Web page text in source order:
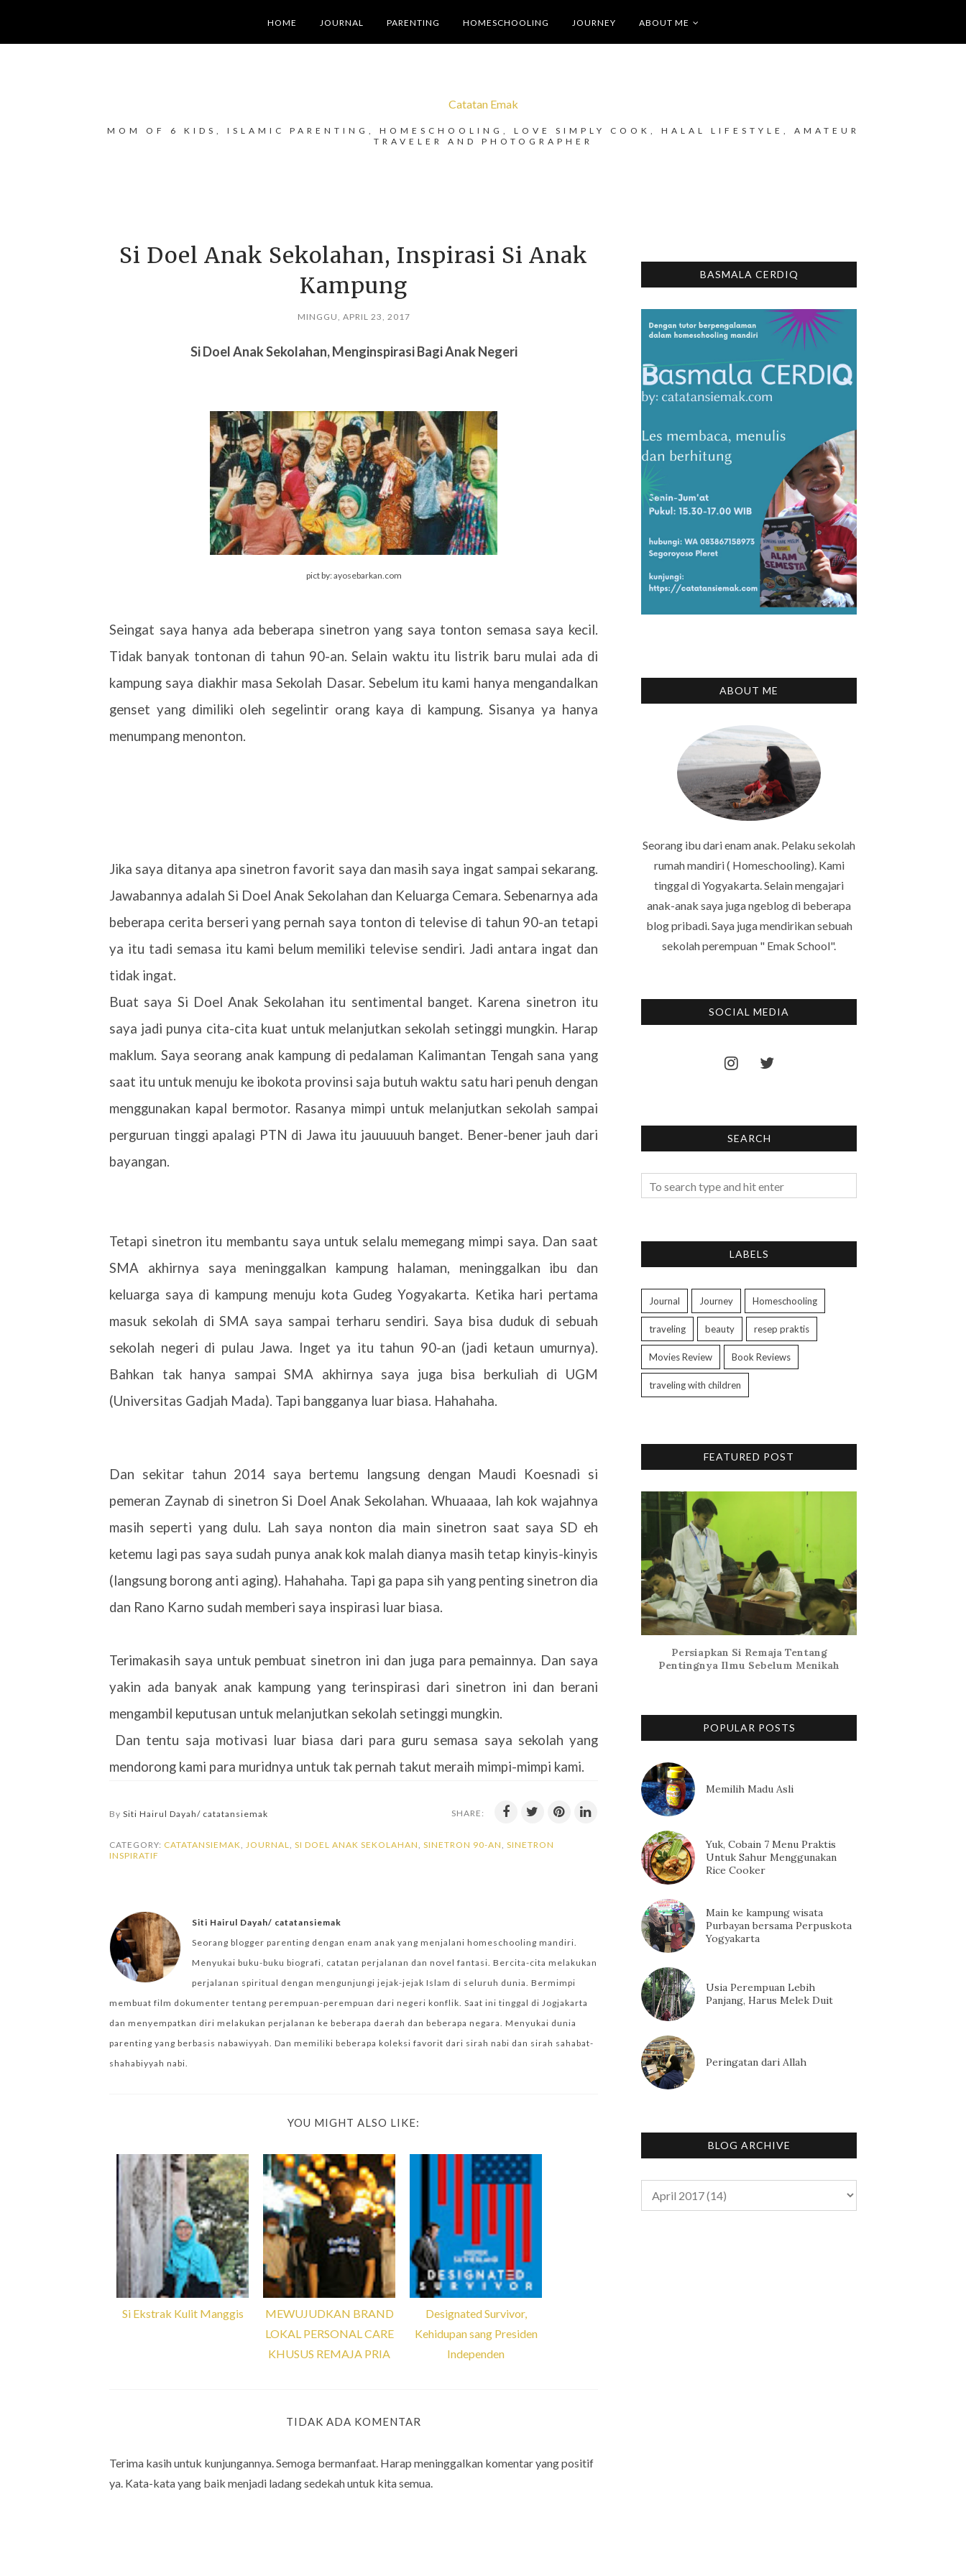
HOME JOURNAL PARENTING HOMESCHOOLING JOURNEY ABOUT ME
Catatan Emak
MOM OF 6 KIDS, ISLAMIC PARENTING, HOMESCHOOLING, LOVE SIMPLY COOK, HALAL LIFESTYLE, AMATEUR
TRAVELER AND PHOTOGRAPHER
Si Doel Anak Sekolahan, Inspirasi Si Anak
Kampung
MINGGU, APRIL 23, 2017
Si Doel Anak Sekolahan, Menginspirasi Bagi Anak Negeri
pict by: ayosebarkan.com
Seingat saya hanya ada beberapa sinetron yang saya tonton semasa saya kecil.
Tidak banyak tontonan di tahun 90-an. Selain waktu itu listrik baru mulai ada di
kampung saya diakhir masa Sekolah Dasar. Sebelum itu kami hanya mengandalkan
genset yang dimiliki oleh segelintir orang kaya di kampung. Sisanya ya hanya
menumpang menonton.
Jika saya ditanya apa sinetron favorit saya dan masih saya ingat sampai sekarang.
Jawabannya adalah Si Doel Anak Sekolahan dan Keluarga Cemara. Sebenarnya ada
beberapa cerita berseri yang pernah saya tonton di televise di tahun 90-an tetapi
ya itu tadi semasa itu kami belum memiliki televise sendiri. Jadi antara ingat dan
tidak ingat.
Buat saya Si Doel Anak Sekolahan itu sentimental banget. Karena sinetron itu
saya jadi punya cita-cita kuat untuk melanjutkan sekolah setinggi mungkin. Harap
maklum. Saya seorang anak kampung di pedalaman Kalimantan Tengah sana yang
saat itu untuk menuju ke ibokota provinsi saja butuh waktu satu hari penuh dengan
menggunakan kapal bermotor. Rasanya mimpi untuk melanjutkan sekolah sampai
perguruan tinggi apalagi PTN di Jawa itu jauuuuuh banget. Bener-bener jauh dari
bayangan.
Tetapi sinetron itu membantu saya untuk selalu memegang mimpi saya. Dan saat
SMA akhirnya saya meninggalkan kampung halaman, meninggalkan ibu dan
keluarga saya di kampung menuju kota Gudeg Yogyakarta. Ketika hari pertama
masuk sekolah di SMA saya sampai terharu sendiri. Saya bisa duduk di sebuah
sekolah negeri di pulau Jawa. Inget ya itu tahun 90-an (jadi ketaun umurnya).
Bahkan tak hanya sampai SMA akhirnya saya juga bisa berkuliah di UGM
(Universitas Gadjah Mada). Tapi bangganya luar biasa. Hahahaha.
Dan sekitar tahun 2014 saya bertemu langsung dengan Maudi Koesnadi si
pemeran Zaynab di sinetron Si Doel Anak Sekolahan. Whuaaaa, lah kok wajahnya
masih seperti yang dulu. Lah saya nonton dia main sinetron saat saya SD eh
ketemu lagi pas saya sudah punya anak kok malah dianya masih tetap kinyis-kinyis
(langsung borong anti aging). Hahahaha. Tapi ga papa sih yang penting sinetron dia
dan Rano Karno sudah memberi saya inspirasi luar biasa.
Terimakasih saya untuk pembuat sinetron ini dan juga para pemainnya. Dan saya
yakin ada banyak anak kampung yang terinspirasi dari sinetron ini dan berani
mengambil keputusan untuk melanjutkan sekolah setinggi mungkin.
Dan tentu saja motivasi luar biasa dari para guru semasa saya sekolah yang
mendorong kami para muridnya untuk tak pernah takut meraih mimpi-mimpi kami.
By Siti Hairul Dayah/ catatansiemak SHARE:
CATEGORY: CATATANSIEMAK, JOURNAL, SI DOEL ANAK SEKOLAHAN, SINETRON 90-AN, SINETRON
INSPIRATIF
Siti Hairul Dayah/ catatansiemak
Seorang blogger parenting dengan enam anak yang menjalani homeschooling mandiri.
Menyukai buku-buku biografi, catatan perjalanan dan novel fantasi. Bercita-cita melakukan
perjalanan spiritual dengan mengunjungi jejak-jejak Islam di seluruh dunia. Bermimpi
membuat film dokumenter tentang perempuan-perempuan dari negeri konflik. Saat ini tinggal di Jogjakarta
dan menyempatkan diri melakukan perjalanan ke beberapa daerah dan beberapa negara. Menyukai dunia
parenting yang berbasis nabawiyyah. Dan memiliki beberapa koleksi favorit dari sirah nabi dan sirah sahabat-
shahabiyyah nabi.
YOU MIGHT ALSO LIKE:
Si Ekstrak Kulit Manggis
MEWUJUDKAN BRAND
LOKAL PERSONAL CARE
KHUSUS REMAJA PRIA
Designated Survivor,
Kehidupan sang Presiden
Independen
TIDAK ADA KOMENTAR
Terima kasih untuk kunjungannya. Semoga bermanfaat. Harap meninggalkan komentar yang positif
ya. Kata-kata yang baik menjadi ladang sedekah untuk kita semua.
BASMALA CERDIQ
ABOUT ME
Seorang ibu dari enam anak. Pelaku sekolah
rumah mandiri ( Homeschooling). Kami
tinggal di Yogyakarta. Selain mengajari
anak-anak saya juga ngeblog di beberapa
blog pribadi. Saya juga mendirikan sebuah
sekolah perempuan " Emak School".
SOCIAL MEDIA
SEARCH
LABELS
Journal Journey Homeschooling
traveling beauty resep praktis
Movies Review Book Reviews
traveling with children
FEATURED POST
Persiapkan Si Remaja Tentang
Pentingnya Ilmu Sebelum Menikah
POPULAR POSTS
Memilih Madu Asli
Yuk, Cobain 7 Menu Praktis
Untuk Sahur Menggunakan
Rice Cooker
Main ke kampung wisata
Purbayan bersama Perpuskota
Yogyakarta
Usia Perempuan Lebih
Panjang, Harus Melek Duit
Peringatan dari Allah
BLOG ARCHIVE